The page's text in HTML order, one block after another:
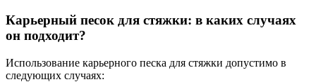
Карьерный песок для стяжки: в каких случаях
он подходит?
Использование карьерного песка для стяжки допустимо в
следующих случаях: